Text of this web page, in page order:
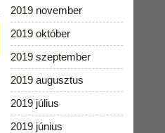
2019 november
2019 október
2019 szeptember
2019 augusztus
2019 július
2019 június